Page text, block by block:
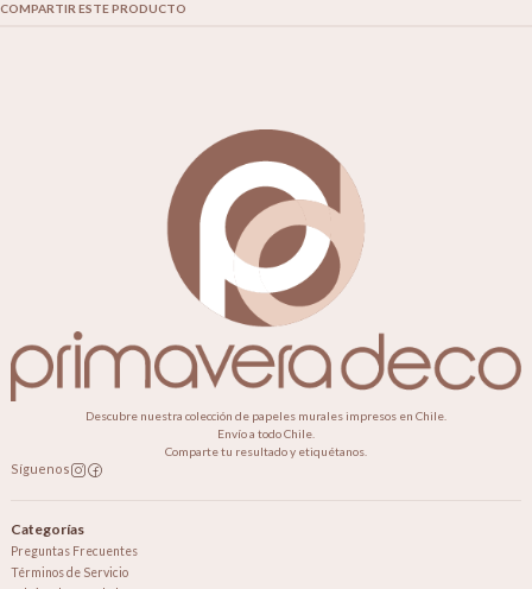
COMPARTIR ESTE PRODUCTO
Descubre nuestra colección de papeles murales impresos en Chile.
Envío a todo Chile.
Comparte tu resultado y etiquétanos.
Síguenos
Categorías
Preguntas Frecuentes
Términos de Servicio